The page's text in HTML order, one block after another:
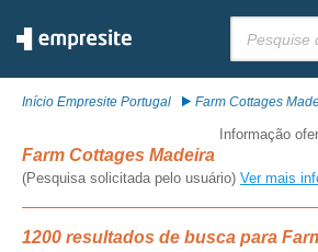
Início Empresite Portugal Farm Cottages
Informação
Farm Cottages Madeira
(Pesquisa solicitada pelo usuário) Ver mais
1200 resultados de busca para